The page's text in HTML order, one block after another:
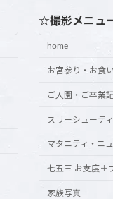
☆撮影メニュ
home
お宮参り・お食
ご入園・ご卒業
スリーシューテ
マタニティ・ニ
七五三 お支度＋
家族写真